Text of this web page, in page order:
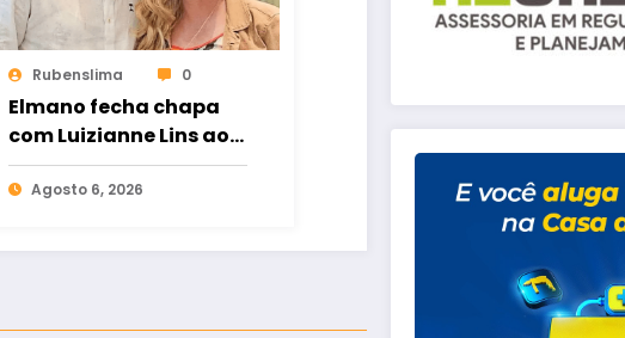
Rubenslima 0
Elmano fecha chapa
com Luizianne Lins ao
Senado ao lado de Cid
Gomes
Agosto 6, 2026